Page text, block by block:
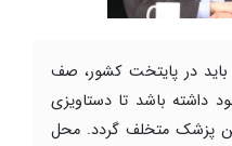
باید در پایتخت کشور، صف
داشته باشد تا دستاویزی
پزشک متخلف گردد. محل